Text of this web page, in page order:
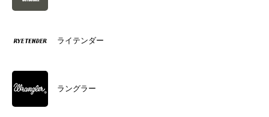
ライテンダー
ラングラー